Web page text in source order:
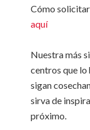
Cómo
aquí
Nuestra más
centros que lo
sigan
sirva de
próximo.